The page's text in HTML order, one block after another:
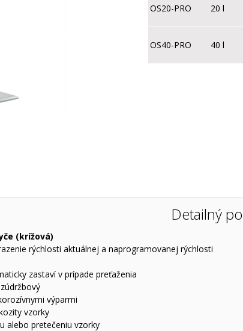
OS20-PRO 20 l
OS40-PRO 40 l
Detailný
(krížová)
rýchlosti aktuálnej a naprogramovanej rýchlosti
zastaví v prípade preťaženia
výparmi
vzorky
alebo pretečeniu vzorky